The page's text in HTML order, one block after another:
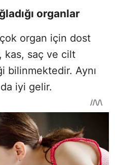
organlar
organ için dost
kas, saç ve cilt
bilinmektedir. Aynı
iyi gelir.